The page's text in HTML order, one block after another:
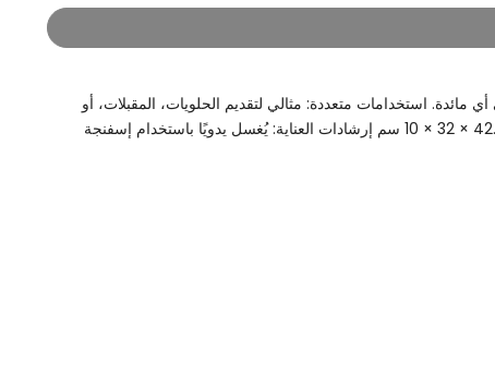
استخدامات متعددة: مثالي لتقديم الحلويات، المقبلات، أو
الفواكه بأسلوب أنيق. يمكن استخدامه كقطعة ديكور تضفي لمسة من الفخامة على طاولتك. الأبعاد: الحجم الأول: 42.5 × 32 × 16 سم الحجم الثاني: 42.5 × 32 × 10 سم إرشادات العناية: يُغسل يدويًا باستخدام إسفنجة